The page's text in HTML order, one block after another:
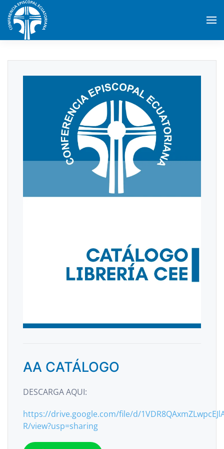
Skip to main content
AA CATÁLOGO
DESCARGA AQUI:
https://drive.google.com/file/d/
R/view?usp=sharing